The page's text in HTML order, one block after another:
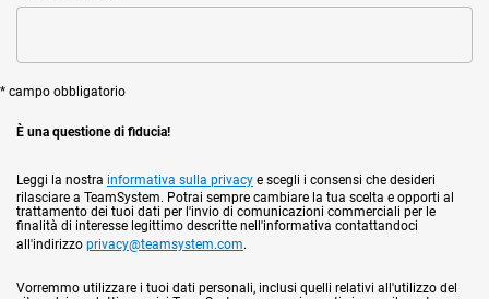
* campo obbligatorio
È una questione di fiducia!
Leggi la nostra informativa sulla privacy e scegli i consensi che desideri
rilasciare a TeamSystem. Potrai sempre cambiare la tua scelta e opporti al
trattamento dei tuoi dati per l'invio di comunicazioni commerciali per le
finalità di interesse legittimo descritte nell'informativa contattandoci
all'indirizzo privacy@teamsystem.com.
Vorremmo utilizzare i tuoi dati personali, inclusi quelli relativi all'utilizzo del